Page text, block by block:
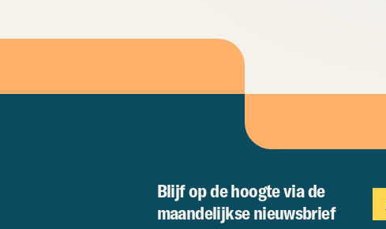
Blijf op de hoogte via de
maandelijkse nieuwsbrief